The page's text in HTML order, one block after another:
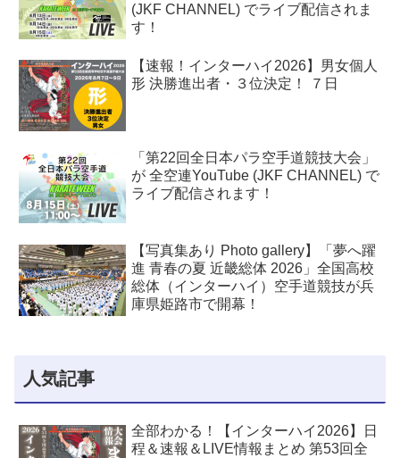
(JKF CHANNEL) でライブ配信されま
す！
【速報！インターハイ2026】男女個人
形 決勝進出者・３位決定！ ７日
「第22回全日本パラ空手道競技大会」
が 全空連YouTube (JKF CHANNEL) で
ライブ配信されます！
【写真集あり Photo gallery】「夢へ躍
進 青春の夏 近畿総体 2026」全国高校
総体（インターハイ）空手道競技が兵
庫県姫路市で開幕！
人気記事
全部わかる！【インターハイ2026】日
程＆速報＆LIVE情報まとめ 第53回全